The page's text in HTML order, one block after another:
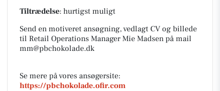
Tiltrædelse: hurtigst muligt
Send en motiveret ansøgning, vedlagt CV og billede
til Retail Operations Manager Mie Madsen på mail
mm@pbchokolade.dk
Se mere på vores ansøgersite:
https://pbchokolade.ofir.com